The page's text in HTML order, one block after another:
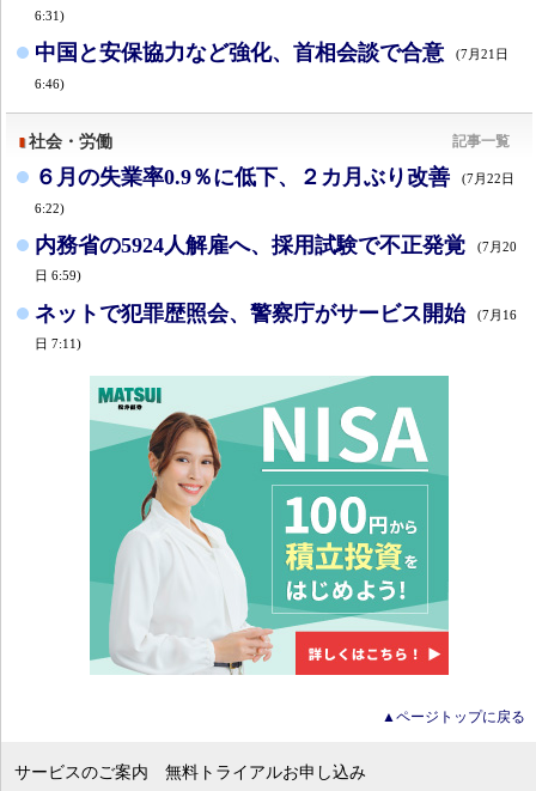
6:31)
中国と安保協力など強化、首相会談で合意 (7月21日
6:46)
社会・労働 記事一覧
６月の失業率0.9％に低下、２カ月ぶり改善 (7月22日
6:22)
内務省の5924人解雇へ、採用試験で不正発覚
(7月20
日 6:59)
ネットで犯罪歴照会、警察庁がサービス開始
(7月16
日 7:11)
▲ページトップに戻る
サービスのご案内 無料トライアルお申し込み